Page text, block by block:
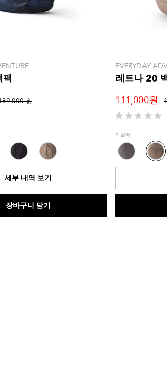
원
세부 내역 보기
장바구니 담기
EVERYDAY
레트나 20
111,000 원
별
5
개
중
0.0
개
니
4 컬러